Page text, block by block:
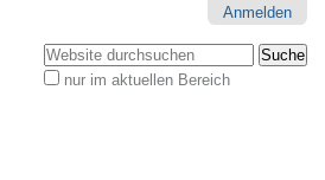
Anmelden
Website durchsuchen
nur im aktuellen Bereich